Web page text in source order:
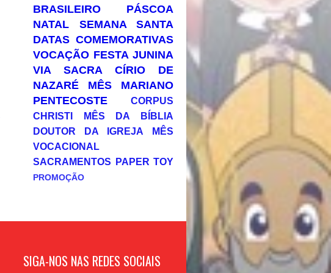
BRASILEIRO
PÁSCOA
NATAL
SEMANA SANTA
DATAS COMEMORATIVAS
VOCAÇÃO FESTA JUNINA
VIA SACRA
CÍRIO DE
NAZARÉ
MÊS MARIANO
PENTECOSTE
CORPUS
CHRISTI
MÊS DA BÍBLIA
DOUTOR DA IGREJA
MÊS
VOCACIONAL
SACRAMENTOS PAPER TOY
PROMOÇÃO
SIGA-NOS NAS REDES SOCIAIS